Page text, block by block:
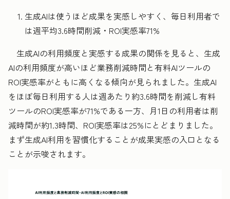
生成AIは使うほど成果を実感しやすく、毎日利用者で
は週平均3.6時間削減・ROI実感率71%
生成AIの利用頻度と実感する成果の関係を見ると、生成
AIの利用頻度が高いほど業務削減時間と有料AIツールの
ROI実感率がともに高くなる傾向が見られました。生成AI
をほぼ毎日利用する人は週あたり約3.6時間を削減し有料
ツールのROI実感率が71%である一方、月1日の利用者は削
減時間が約1.3時間、ROI実感率は25%にとどまりました。
まず生成AI利用を習慣化することが成果実感の入口となる
ことが示唆されます。